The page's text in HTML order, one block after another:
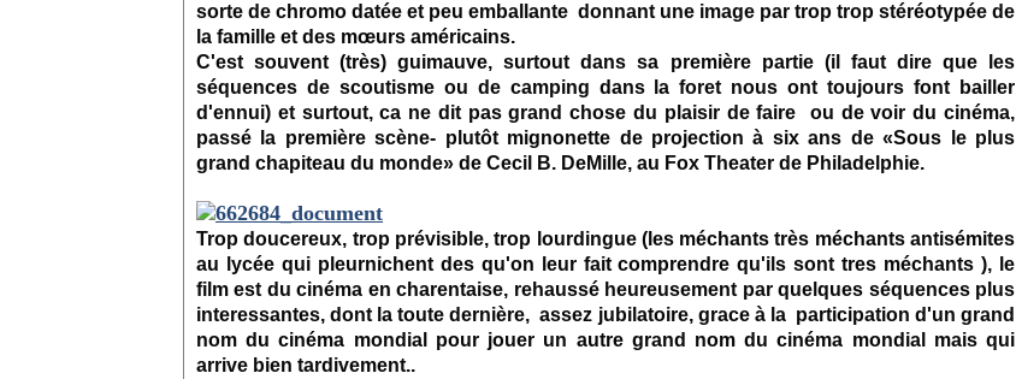
sorte de chromo datée et peu emballante donnant une image par trop trop stéréotypée de
la famille et des mœurs américains.
C'est souvent (très) guimauve, surtout dans sa première partie (il faut dire que les
séquences de scoutisme ou de camping dans la foret nous ont toujours font bailler
d'ennui) et surtout, ca ne dit pas grand chose du plaisir de faire ou de voir du cinéma,
passé la première scène- plutôt mignonette de projection à six ans de «Sous le plus
grand chapiteau du monde» de Cecil B. DeMille, au Fox Theater de Philadelphie.
Trop doucereux, trop prévisible, trop lourdingue (les méchants très méchants antisémites
au lycée qui pleurnichent des qu'on leur fait comprendre qu'ils sont tres méchants ), le
film est du cinéma en charentaise, rehaussé heureusement par quelques séquences plus
interessantes, dont la toute dernière, assez jubilatoire, grace à la participation d'un grand
nom du cinéma mondial pour jouer un autre grand nom du cinéma mondial mais qui
arrive bien tardivement..